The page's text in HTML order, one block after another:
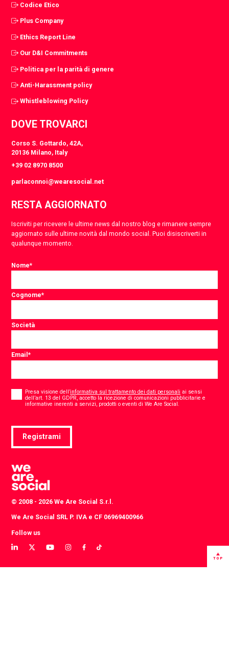
Codice Etico
Plus Company
Ethics Report Line
Our D&I Commitments
Politica per la parità di genere
Anti-Harassment policy
Whistleblowing Policy
DOVE TROVARCI
Corso S. Gottardo, 42A,
20136 Milano, Italy
+39 02 8970 8500
parlaconnoi@wearesocial.net
RESTA AGGIORNATO
Iscriviti per ricevere le ultime news dal nostro blog e rimanere sempre
aggiornato sulle ultime novità dal mondo social. Puoi disiscriverti in
qualunque momento.
Nome*
Cognome*
Società
Email*
Consent
Presa visione dell’informativa sul trattamento dei dati personali ai sensi
dell’art. 13 del GDPR, accetto la ricezione di comunicazioni pubblicitarie e
informative inerenti a servizi, prodotti o eventi di We Are Social.
Registrami
© 2008 - 2026 We Are Social S.r.l.
We Are Social SRL P. IVA e CF 06969400966
Follow us
View
LinkedIn
View
Twitter
View
YouTube
View
instagram
View
Facebook
View
TikTok
TOP